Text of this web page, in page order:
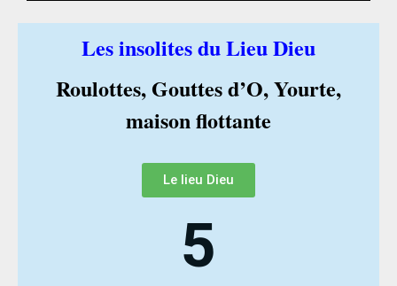
Les insolites du Lieu Dieu
Roulottes, Gouttes d’O, Yourte,
maison flottante
Le lieu Dieu
5